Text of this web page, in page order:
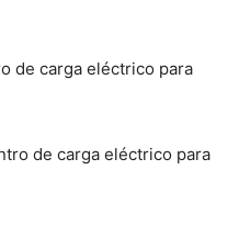
de carga eléctrico para